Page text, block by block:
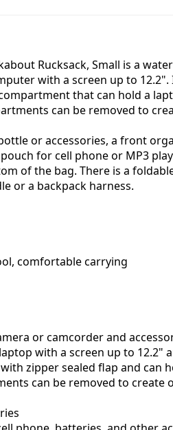
Rucksack, Small is a
with a screen up to
that can hold a
can be removed to
or accessories, a front
for cell phone or MP3
of the bag. There is a
or a backpack harness.
comfortable carrying
or camcorder and
with a screen up to 12.2"
zipper sealed flap and can
can be removed to create